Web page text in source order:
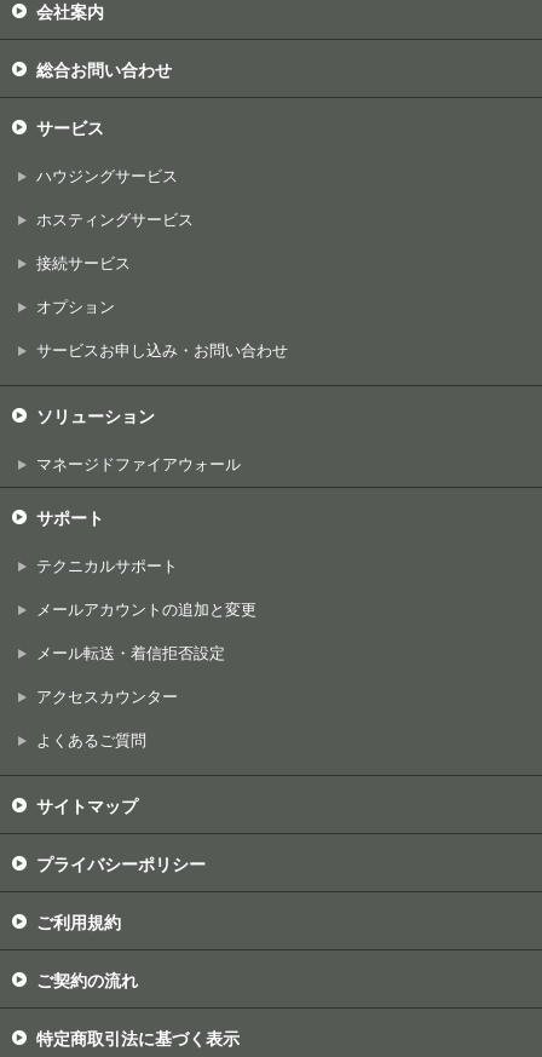
会社案内
総合お問い合わせ
サービス
ハウジングサービス
ホスティングサービス
接続サービス
オプション
サービスお申し込み・お問い合わせ
ソリューション
マネージドファイアウォール
サポート
テクニカルサポート
メールアカウントの追加と変更
メール転送・着信拒否設定
アクセスカウンター
よくあるご質問
サイトマップ
プライバシーポリシー
ご利用規約
ご契約の流れ
特定商取引法に基づく表示